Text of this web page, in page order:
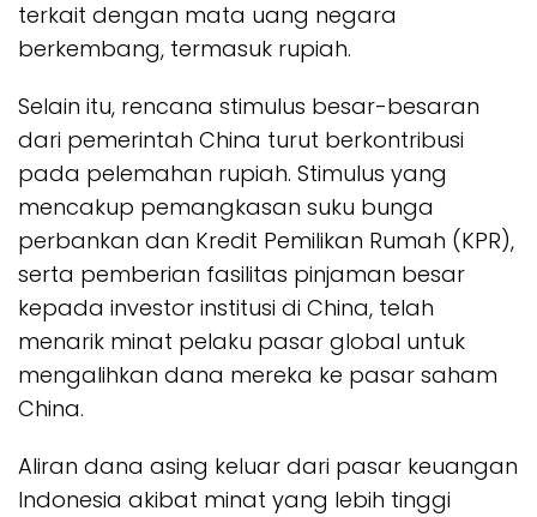
terkait dengan mata uang negara
berkembang, termasuk rupiah.
Selain itu, rencana stimulus besar-besaran
dari pemerintah China turut berkontribusi
pada pelemahan rupiah. Stimulus yang
mencakup pemangkasan suku bunga
perbankan dan Kredit Pemilikan Rumah (KPR),
serta pemberian fasilitas pinjaman besar
kepada investor institusi di China, telah
menarik minat pelaku pasar global untuk
mengalihkan dana mereka ke pasar saham
China.
Aliran dana asing keluar dari pasar keuangan
Indonesia akibat minat yang lebih tinggi